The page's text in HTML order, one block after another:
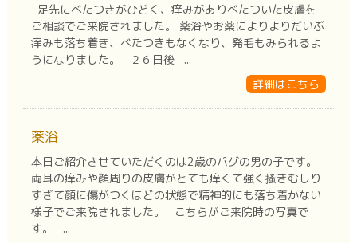
足先にべたつきがひどく、痒みがありべたついた皮膚を
ご相談でご来院されました。 薬浴やお薬によりよりだいぶ
痒みも落ち着き、べたつきもなくなり、発毛もみられるよ
うになりました。 ２６日後 ...
詳細はこちら
薬浴
本日ご紹介させていただくのは2歳のパグの男の子です。
両耳の痒みや顔周りの皮膚がとても痒くて強く搔きむしり
すぎて顔に傷がつくほどの状態で精神的にも落ち着かない
様子でご来院されました。 こちらがご来院時の写真で
す。 ...